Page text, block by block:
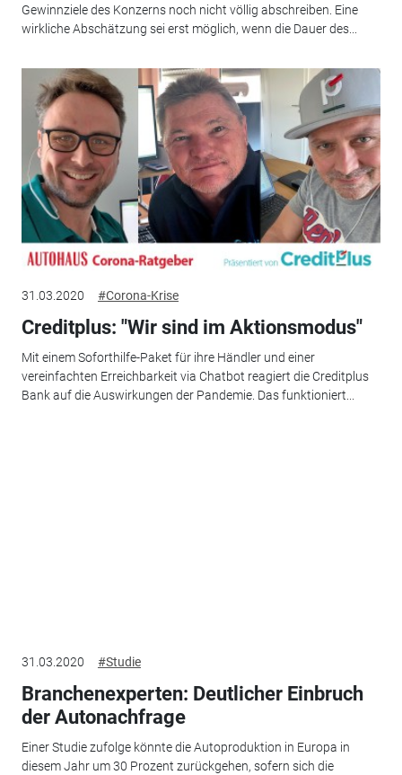
Gewinnziele des Konzerns noch nicht völlig abschreiben. Eine
wirkliche Abschätzung sei erst möglich, wenn die Dauer des...
31.03.2020 #Corona-Krise
Creditplus: "Wir sind im Aktionsmodus"
Mit einem Soforthilfe-Paket für ihre Händler und einer
vereinfachten Erreichbarkeit via Chatbot reagiert die Creditplus
Bank auf die Auswirkungen der Pandemie. Das funktioniert...
31.03.2020 #Studie
Branchenexperten: Deutlicher Einbruch
der Autonachfrage
Einer Studie zufolge könnte die Autoproduktion in Europa in
diesem Jahr um 30 Prozent zurückgehen, sofern sich die